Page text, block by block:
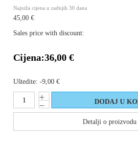
Najniža cijena u zadnjih 30 dana
45,00 €
Sales price with discount:
Cijena:36,00 €
Uštedite: -9,00 €
Detalji o proizvodu